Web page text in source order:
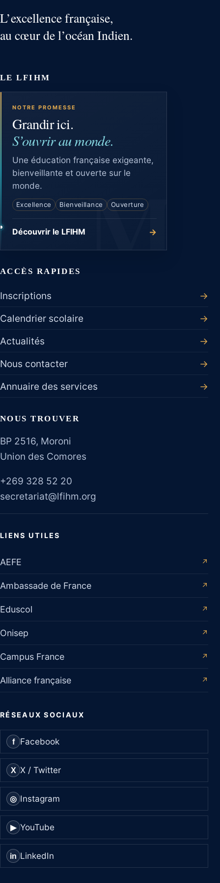
L’excellence française,
au cœur de l’océan Indien.
LE LFIHM
NOTRE PROMESSE
Grandir ici.
S’ouvrir au monde.
Une éducation française exigeante,
bienveillante et ouverte sur le
monde.
Excellence Bienveillance Ouverture
Découvrir le LFIHM →
ACCÈS RAPIDES
Inscriptions
→
Calendrier scolaire
→
Actualités
→
Nous contacter
→
Annuaire des services
→
NOUS TROUVER
BP 2516, Moroni
Union des Comores
+269 328 52 20
secretariat@lfihm.org
LIENS UTILES
AEFE ↗
Ambassade de France ↗
Eduscol ↗
Onisep ↗
Campus France ↗
Alliance française ↗
RÉSEAUX SOCIAUX
f Facebook
X X / Twitter
◎ Instagram
▶ YouTube
in LinkedIn